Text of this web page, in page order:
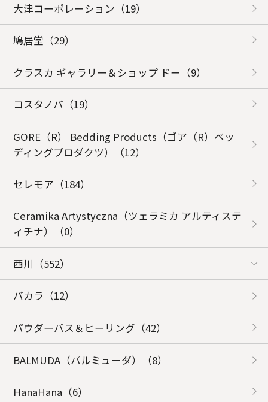
大津コーポレーション （19）
鳩居堂 （29）
クラスカ ギャラリー＆ショップ ドー （9）
コスタノバ （19）
GORE（R） Bedding Products（ゴア（R）ベッ
ディングプロダクツ）
（12）
セレモア （184）
Ceramika Artystyczna（ツェラミカ アルティステ
ィチナ）
（0）
西川 （552）
バカラ （12）
パウダーバス＆ヒーリング （42）
BALMUDA（バルミューダ） （8）
HanaHana （6）